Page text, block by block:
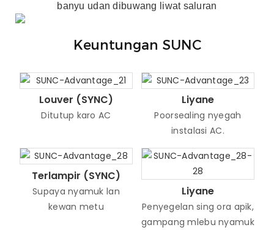
banyu udan dibuwang liwat saluran
Keuntungan SUNC
Louver (SYNC)
Ditutup karo AC
Liyane
Poorsealing nyegah
instalasi AC.
Terlampir (SYNC)
Supaya nyamuk lan
kewan metu
Liyane
Penyegelan sing ora apik,
gampang mlebu nyamuk